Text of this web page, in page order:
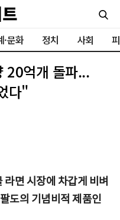
·문화 정치 사회
20억개 돌파...
다"
라면 시장에 차갑게 비벼
도의 기념비적 제품인